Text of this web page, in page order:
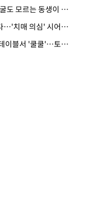
· "20년 병수발했는데 얼굴도 모르는 동생이 유산 절반을"…배다른 형제 상속권 있을까
· 냄비 태우고 욕실 물바다…'치매 의심' 시어머니 검사 권유했다가 '날벼락'
· 새벽 식당 몰래 들어와 테이블서 '쿨쿨'…토사물 남기고 사라진 남성